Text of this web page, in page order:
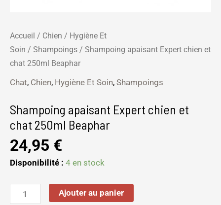
Accueil / Chien / Hygiène Et
Soin / Shampoings / Shampoing apaisant Expert chien et
chat 250ml Beaphar
Chat, Chien, Hygiène Et Soin, Shampoings
Shampoing apaisant Expert chien et
chat 250ml Beaphar
24,95 €
Disponibilité : 4 en stock
Ajouter au panier